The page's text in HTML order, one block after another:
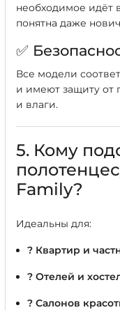
необходимое идёт
понятна даже
✅
Все модели
и имеют защиту от
и влаги.
5. Кому
Family?
Идеальны для:
? Квартир и
? Отелей и
? Салонов